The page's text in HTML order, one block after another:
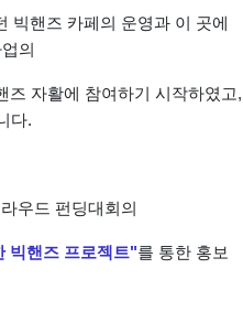
빅핸즈 카페의 운영과 이 곳에
의
즈 자활에 참여하기 시작하였고,
다.
우드 펀딩대회의
빅핸즈 프로젝트"를 통한 홍보